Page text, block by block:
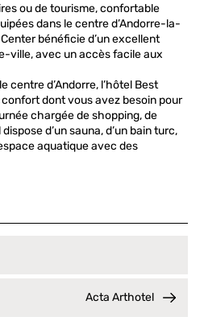
ou de tourisme, confortable
dans le centre d’Andorre-la-
bénéficie d’un excellent
ville, avec un accès facile aux
centre d’Andorre, l’hôtel Best
dont vous avez besoin pour
chargée de shopping, de
d’un sauna, d’un bain turc,
aquatique avec des
Acta Arthotel